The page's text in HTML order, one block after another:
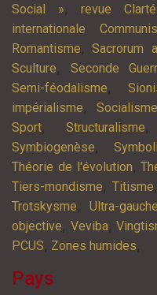
Social », revue
internationale
Romantisme,Sacrorum
Sculture, Seconde
Semi-féodalisme,
impérialisme,Socialisme
Sport, Structuralisme
Symbiogenèse,
Théorie de l'évolution,
Tiers-mondisme, Titisme
Trotskysme,Ultra-gauche
objective, Veviba,
PCUS, Zones humides,
Pays